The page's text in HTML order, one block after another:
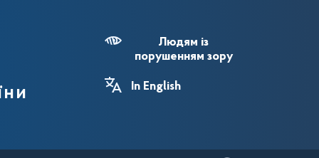
Людям із
порушенням зору
In English